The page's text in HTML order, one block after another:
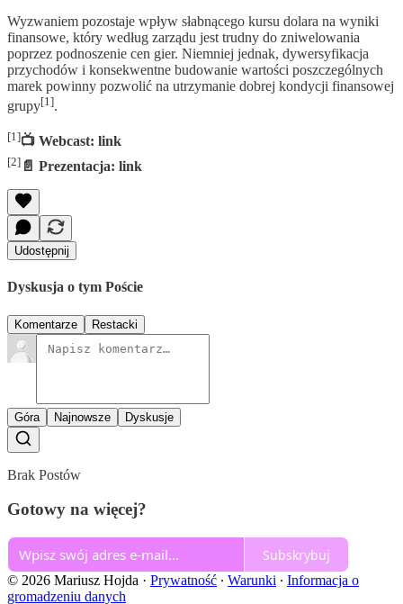
Wyzwaniem pozostaje wpływ słabnącego kursu dolara na wyniki
finansowe, który według zarządu jest trudny do zniwelowania
poprzez podnoszenie cen gier. Niemniej jednak, dywersyfikacja
przychodów i konsekwentne budowanie wartości poszczególnych
marek powinny pozwolić na utrzymanie dobrej kondycji finansowej
grupy[1].
[1]📺 Webcast: link
[2] 📄 Prezentacja: link
Udostępnij
Dyskusja o tym Poście
Komentarze Restacki
Góra Najnowsze Dyskusje
Brak Postów
Gotowy na więcej?
Subskrybuj
© 2026 Mariusz Hojda · Prywatność ∙ Warunki ∙ Informacja o
gromadzeniu danych